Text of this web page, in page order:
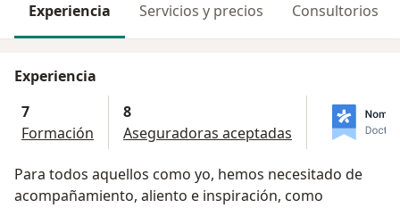
Experiencia Servicios y precios Consultorios
Experiencia
7
Formación
8
Aseguradoras aceptadas
Para todos aquellos como yo, hemos necesitado de
acompañamiento, aliento e inspiración, como